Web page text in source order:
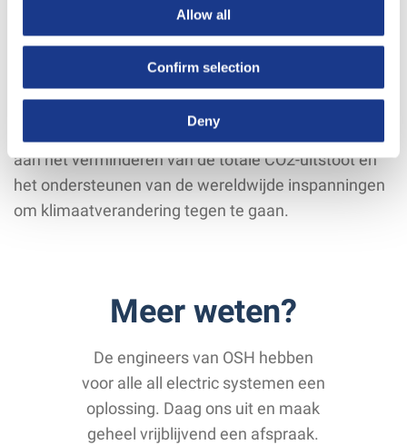
Allow all
Confirm selection
Deny
Een ander belangrijk aspect van de duurzaamheid
van R32 is dat het in staat is om de prestaties van
koelsystemen te verbeteren, waardoor de vraag
koelsystemen wordt verminderd. Dit kan bijdragen
aan het verminderen van de totale CO2-uitstoot en
het ondersteunen van de wereldwijde inspanningen
om klimaatverandering tegen te gaan.
Meer weten?
De engineers van OSH hebben
voor alle all electric systemen een
oplossing. Daag ons uit en maak
geheel vrijblijvend een afspraak.